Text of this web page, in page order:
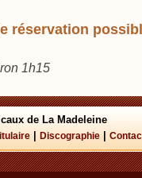
réservation
1h15
de La Madeleine
Discographie